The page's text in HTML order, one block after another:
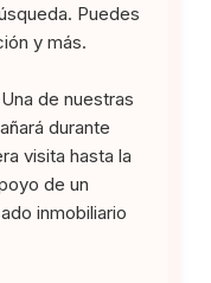
Puedes
y más.
Una de nuestras
durante
visita hasta la
de un
inmobiliario